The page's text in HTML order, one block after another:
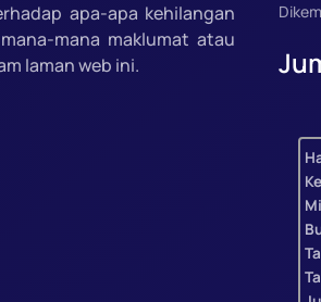
apa-apa kehilangan
mana maklumat atau
laman web ini.